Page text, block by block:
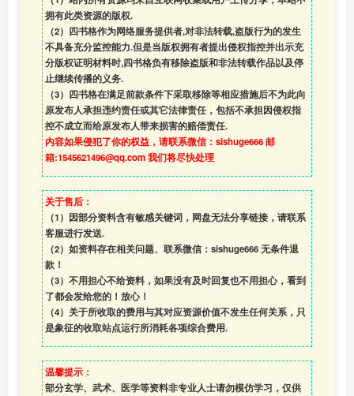
拥有此类资源的版权.
（2）四书格作为网络服务提供者,对非法转载,盗版行为的发生
不具备充分监控能力.但是当版权拥有者提出侵权指控并出示充
分版权证明材料时,四书格负有移除盗版和非法转载作品以及停
止继续传播的义务.
（3）四书格在满足前款条件下采取移除等相应措施后不为此向
原发布人承担违约责任或其它法律责任，包括不承担因侵权指
控不成立而给原发布人带来损害的赔偿责任.
内容如果侵犯了你的权益，请联系微信：sishuge666 邮
箱:1545621496@qq.com 我们将尽快处理
关于售后：
（1）因部分资料含有敏感关键词，网盘无法分享链接，请联系
客服进行发送.
（2）如资料存在相关问题、联系微信：sishuge666 无条件退
款！
（3） 不用担心不给资料，如果没有及时回复也不用担心，看到
了都会发给您的！放心！
（4） 关于所收取的费用与其对应资源价值不发生任何关系，只
是象征的收取站点运行所消耗各项综合费用.
温馨提示：
部分玄学、武术、医学等资料非专业人士请勿模仿学习，仅供